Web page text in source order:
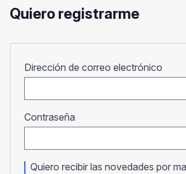
Quiero registrarme
Dirección de correo electrónico
Contraseña
Quiero recibir las novedades por